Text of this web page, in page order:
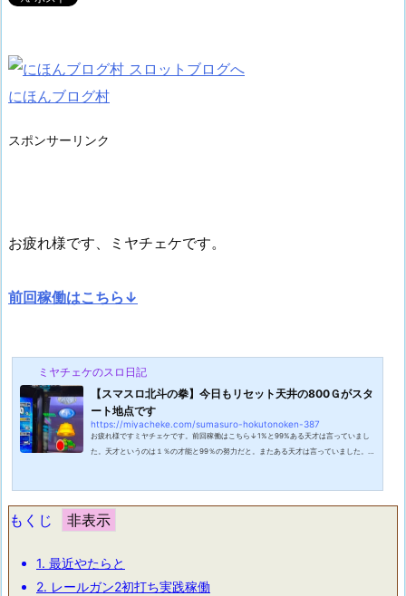
にほんブログ村
スポンサーリンク
お疲れ様です、ミヤチェケです。
前回稼働はこちら↓
ミヤチェケのスロ日記
【スマスロ北斗の拳】今日もリセット天井の800Ｇがスタ
ート地点です
https://miyacheke.com/sumasuro-hokutonoken-387
お疲れ様ですミヤチェケです。前回稼働はこちら↓1%と99%ある天才は言っていまし
た。天才というのは１％の才能と99％の努力だと。またある天才は言っていました。天
力が必ず報われるとは限らない。だが成功したものはすべからく努力していると。思え
ば自分は努力というものをした事があ...
もくじ
1. 最近やたらと
2. レールガン2初打ち実践稼働